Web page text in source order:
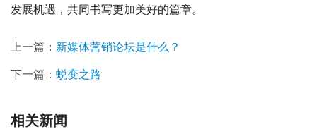
发展机遇，共同书写更加美好的篇章。
上一篇： 新媒体营销论坛是什么？
下一篇： 蜕变之路
相关新闻